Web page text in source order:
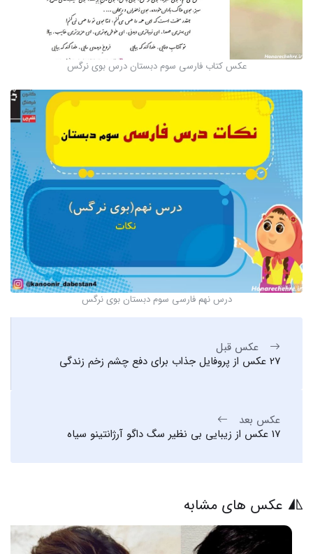
عکس کتاب فارسی سوم دبستان درس بوی نرگس
درس نهم فارسی سوم دبستان بوی نرگس
عکس قبل
27 عکس از پروفایل جذاب برای دفع چشم زخم زندگی
عکس بعد
17 عکس از زیبایی بی نظیر سگ داگو آرژانتینو سیاه
عکس های مشابه